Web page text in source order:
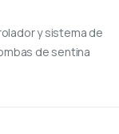
y sistema de
de sentina